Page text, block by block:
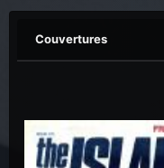
Couvertures